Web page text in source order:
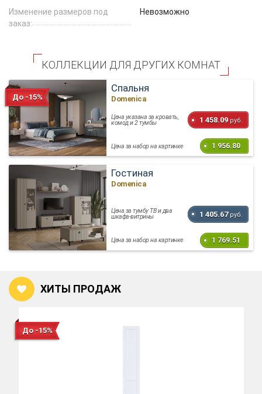
Изменение размеров под
заказ:
Невозможно
КОЛЛЕКЦИИ ДЛЯ ДРУГИХ КОМНАТ
До -15%
Спальня
Domenica
Цена указана за кровать,
комод и 2 тумбы 1 458.09 руб.
Цена за набор на картинке 1 956.80
Гостиная
Domenica
Цена за тумбу ТВ и два
шкафа-витрины 1 405.67 руб.
Цена за набор на картинке 1 769.51
ХИТЫ ПРОДАЖ
До -15%